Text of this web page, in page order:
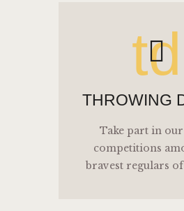
td
THROWING
Take part in
competitions
bravest regulars